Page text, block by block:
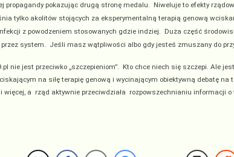
pokazując drugą stronę medalu. Niweluje to efekty
tylko akolitów stojących za eksperymentalną terapią genową
z powodzeniem stosowanych gdzie indziej. Duża część
system. Jeśli masz wątpliwości albo gdy jesteś zmuszany do
nie jest przeciwko „szczepieniom”. Kto chce niech się szczepi. Ale
na siłę terapię genową i wycinającym obiektywną debatę
a rząd aktywnie przeciwdziała rozpowszechnianiu informacji o